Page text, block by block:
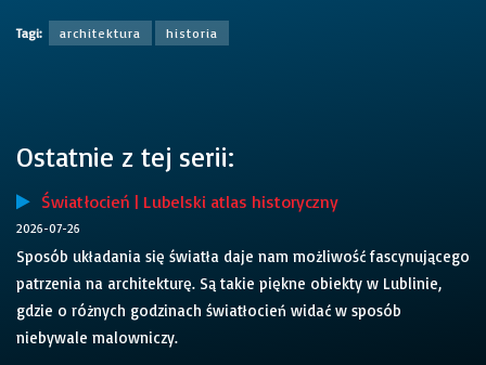
Tagi: architektura historia
Ostatnie z tej serii:
Światłocień | Lubelski atlas historyczny
2026-07-26
Sposób układania się światła daje nam możliwość fascynującego
patrzenia na architekturę. Są takie piękne obiekty w Lublinie,
gdzie o różnych godzinach światłocień widać w sposób
niebywale malowniczy.